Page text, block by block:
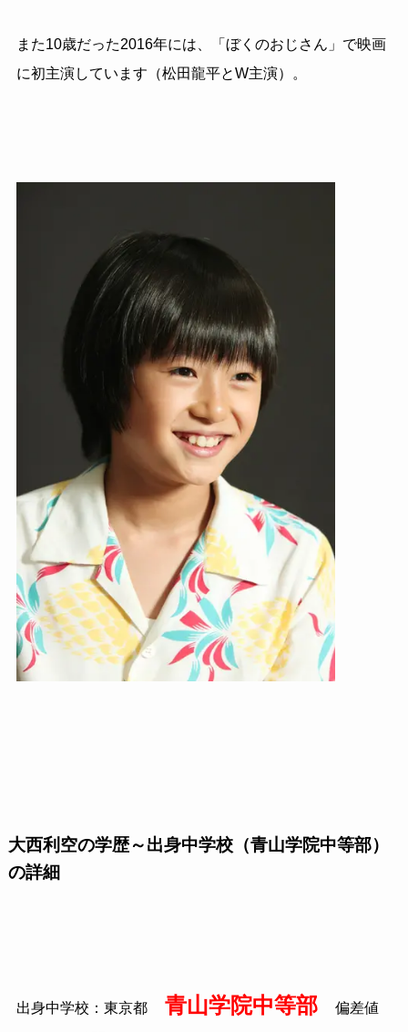
また10歳だった2016年には、「ぼくのおじさん」で映画
に初主演しています（松田龍平とW主演）。
大西利空の学歴～出身中学校（青山学院中等部）
の詳細
出身中学校：東京都 青山学院中等部 偏差値